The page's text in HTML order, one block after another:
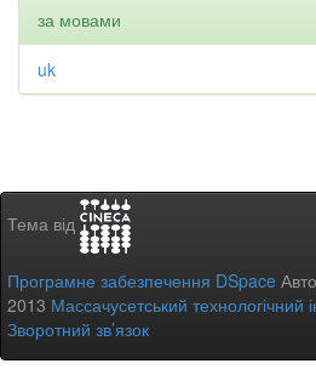
за мовами
uk
Тема від
Програмне забезпечення DSpace
2013 Массачусетський технологічний
Зворотний зв’язок